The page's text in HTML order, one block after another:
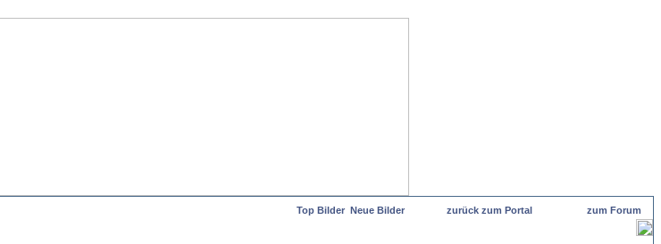
Top Bilder Neue Bilder zurück zum Portal
zum Forum